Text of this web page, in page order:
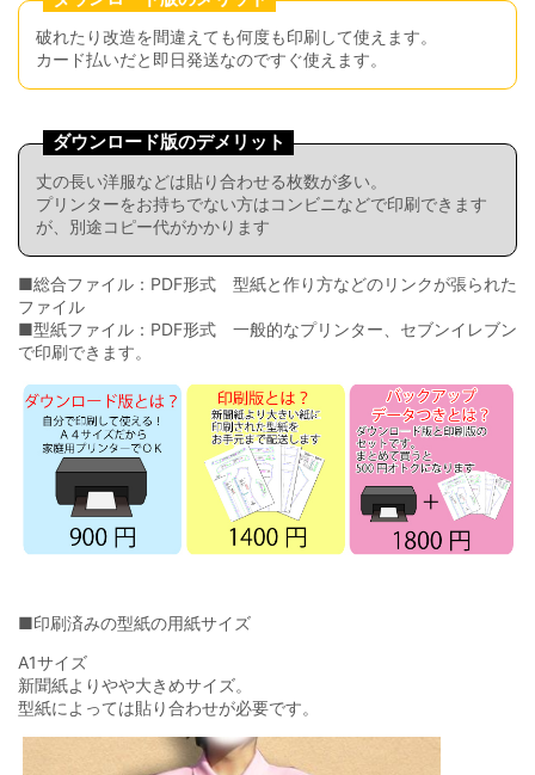
破れたり改造を間違えても何度も印刷して使えます。
カード払いだと即日発送なのですぐ使えます。
ダウンロード版のデメリット
丈の長い洋服などは貼り合わせる枚数が多い。
プリンターをお持ちでない方はコンビニなどで印刷できます
が、別途コピー代がかかります
■総合ファイル：PDF形式 型紙と作り方などのリンクが張られた
ファイル
■型紙ファイル：PDF形式 一般的なプリンター、セブンイレブン
で印刷できます。
■印刷済みの型紙の用紙サイズ
A1サイズ
新聞紙よりやや大きめサイズ。
型紙によっては貼り合わせが必要です。